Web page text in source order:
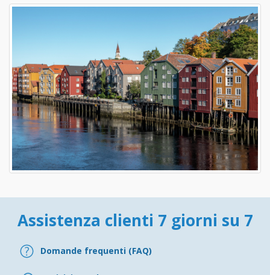
Assistenza clienti 7 giorni su 7
Domande frequenti (FAQ)